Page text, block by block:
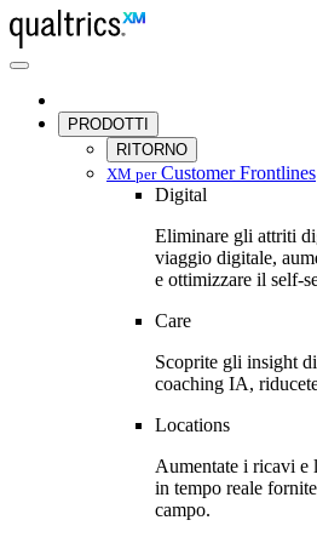
Passa al contenuto principale
PRODOTTI
RITORNO
XM perCustomer Frontlines
Digital
Eliminare gli attriti
viaggio digitale,
e ottimizzare il self-
Care
Scoprite gli insight
coaching IA,
Locations
Aumentate i ricavi e
in tempo reale
campo.